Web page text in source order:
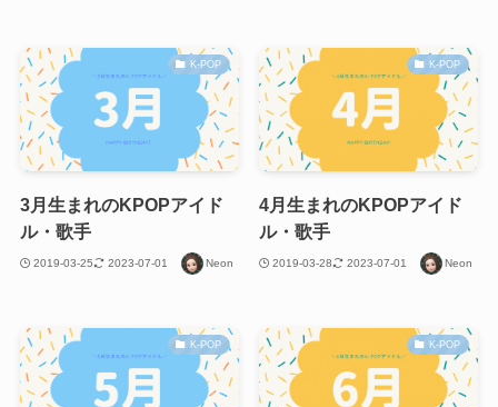
K-POP
3月生まれのKPOPアイド
ル・歌手
2019-03-25 2023-07-01 Neon
K-POP
4月生まれのKPOPアイド
ル・歌手
2019-03-28 2023-07-01 Neon
K-POP K-POP